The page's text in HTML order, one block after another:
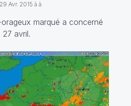
29 Avr. 2015 à à
marqué a concerné
avril.